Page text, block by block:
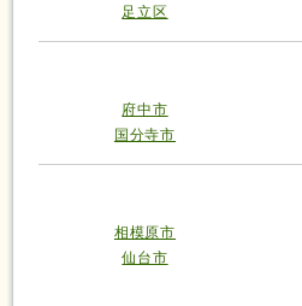
足立区
府中市
国分寺市
相模原市
仙台市